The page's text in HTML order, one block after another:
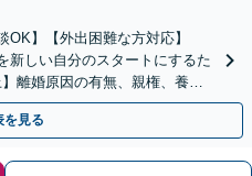
OK】【外出困難な方対応】
新しい自分のスタートにするた
離婚原因の有無、親権、養育
日相談可】
を見る